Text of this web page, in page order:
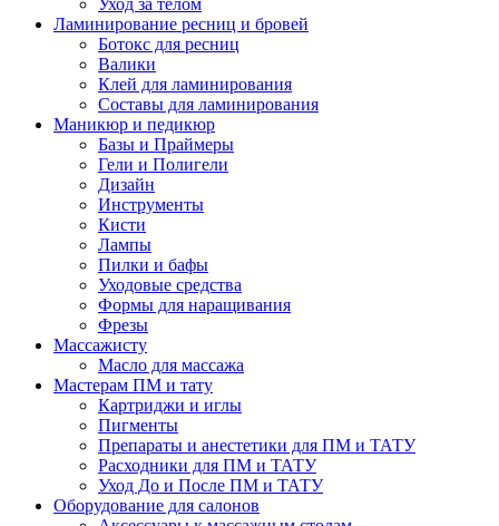
Ламинирование ресниц и бровей
Ботокс для ресниц
Валики
Клей для ламинирования
Составы для ламинирования
Маникюр и педикюр
Базы и Праймеры
Гели и Полигели
Дизайн
Инструменты
Кисти
Лампы
Пилки и бафы
Уходовые средства
Формы для наращивания
Фрезы
Массажисту
Масло для массажа
Мастерам ПМ и тату
Картриджи и иглы
Пигменты
Препараты и анестетики для ПМ и ТАТУ
Расходники для ПМ и ТАТУ
Уход До и После ПМ и ТАТУ
Оборудование для салонов